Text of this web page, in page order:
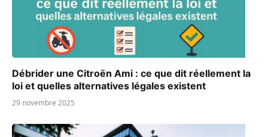
Débrider une Citroën Ami : ce que dit réellement la
loi et quelles alternatives légales existent
29 novembre 2025